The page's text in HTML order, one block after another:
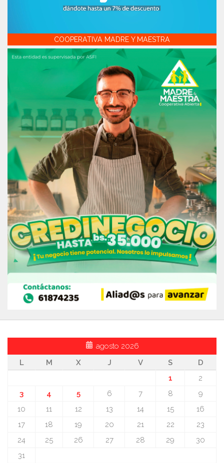
COOPERATIVA MADRE Y MAESTRA
agosto 2026
L
M X J V S
D
1
2
3
4 5 6 7 8
9
10
11 12 13 14 15
16
17
18 19 20 21 22
23
24
25 26 27 28 29
30
31